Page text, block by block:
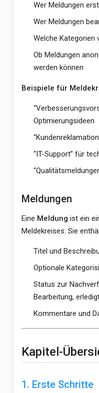
Wer Meldungen
Wer Meldungen
Welche Kategorien
Ob Meldungen
werden können
Beispiele für
Optimierungsideen
“IT-Support” für
Meldungen
Eine Meldung ist ein
Meldekreises. Sie
Titel und
Optionale
Status zur
Bearbeitung,
Kommentare und
Kapitel-
1. Erste Schritte